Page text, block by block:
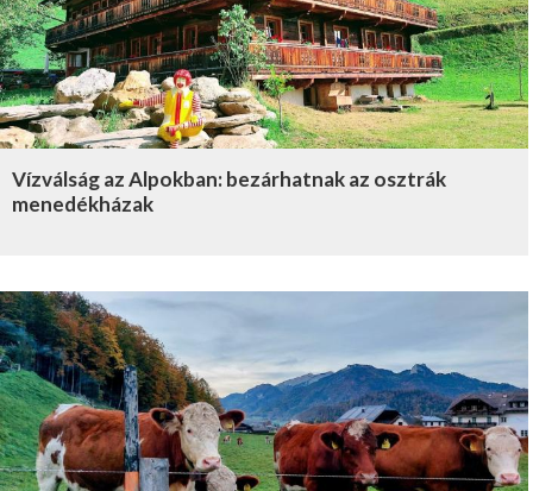
Vízválság az Alpokban: bezárhatnak az osztrák
menedékházak